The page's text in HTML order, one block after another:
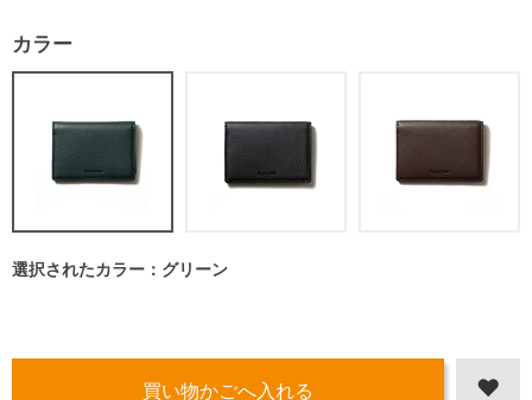
カラー
選択されたカラー：グリーン